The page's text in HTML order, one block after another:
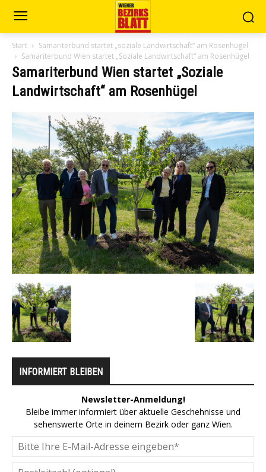
Start
Samariterbund startet „soziale Landwirtschaft“ am Rosenhügel
Samariterbund Wien startet „Soziale Landwirtschaft“ am Rosenhügel
Samariterbund Wien startet „Soziale
Landwirtschaft“ am Rosenhügel
INFORMIERT BLEIBEN
Newsletter-Anmeldung!
Bleibe immer informiert über aktuelle Geschehnisse und
sehenswerte Orte in deinem Bezirk oder ganz Wien.